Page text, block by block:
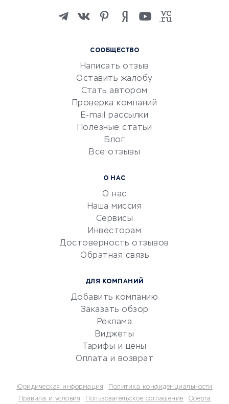
Изучение иностранных
Маркетинг и продажи
Репетиторство
Красота и здоровье
Сервисы по поиску работы
Сетевой маркетинг
УСЛУГИ ДЛЯ БИЗНЕСА
документооборот
Юридические компании
Бухгалтерия онлайн
Потребительские кредиты
СООБЩЕСТВО
Написать отзыв
Оставить жалобу
Стать автором
Проверка компаний
E-mail рассылки
Полезные статьи
Блог
Все отзывы
О НАС
О нас
Наша миссия
Сервисы
Инвесторам
Достоверность отзывов
Обратная связь
ДЛЯ КОМПАНИЙ
Добавить компанию
Заказать обзор
Реклама
Виджеты
Тарифы и цены
Оплата и возврат
Юридическая информация
Политика конфиденциальности
Правила и условия
Пользовательское соглашение Оферта